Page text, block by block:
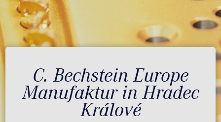
C. Bechstein Europe
Manufaktur in Hradec
Králové